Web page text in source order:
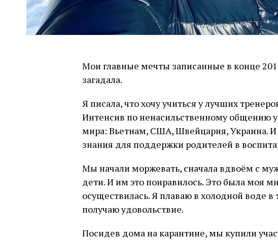
Мои главные мечты записанные в конце
загадала.
Я писала, что хочу учиться у лучших
Интенсив по ненасильственному общению
мира: Вьетнам, США, Швейцария, Украина. И
знания для поддержки родителей в
Мы начали моржевать, сначала вдвоём с
дети. И им это понравилось. Это была моя
осуществилась. Я плаваю в холодной воде
получаю удовольствие.
Посидев дома на карантине, мы купили